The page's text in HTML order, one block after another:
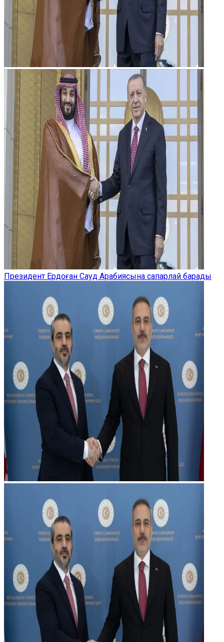
Президент Ердоған Сауд Арабиясына сапарлай барады